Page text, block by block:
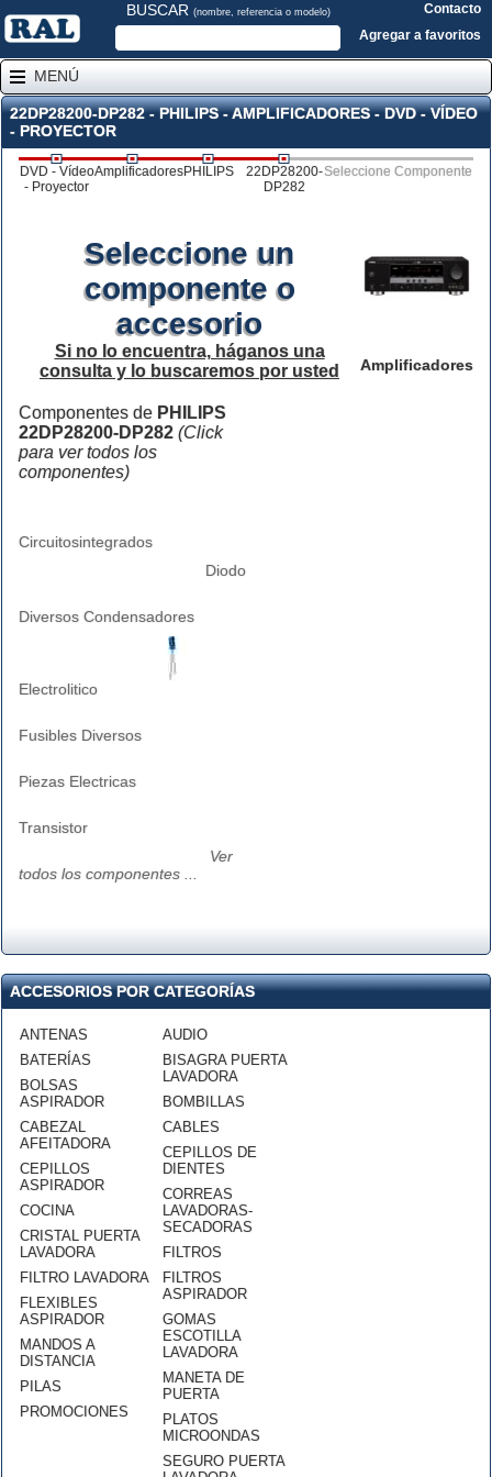
BUSCAR (nombre, referencia o modelo)
Contacto
Agregar a favoritos
MENÚ
22DP28200-DP282 - PHILIPS - AMPLIFICADORES - DVD - VÍDEO
- PROYECTOR
DVD - Vídeo
- Proyector
AmplificadoresPHILIPS
22DP28200-
DP282
Seleccione Componente
Amplificadores
Seleccione un
componente o
accesorio
Si no lo encuentra, háganos una
consulta y lo buscaremos por usted
Componentes de PHILIPS
22DP28200-DP282 (Click
para ver todos los
componentes)
Circuitosintegrados
Diodo
Diversos Condensadores
Electrolitico
Fusibles Diversos
Piezas Electricas
Transistor
Ver
todos los componentes ...
ACCESORIOS POR CATEGORÍAS
ANTENAS
BATERÍAS
BOLSAS
ASPIRADOR
CABEZAL
AFEITADORA
CEPILLOS
ASPIRADOR
COCINA
CRISTAL PUERTA
LAVADORA
FILTRO LAVADORA
FLEXIBLES
ASPIRADOR
MANDOS A
DISTANCIA
PILAS
PROMOCIONES
AUDIO
BISAGRA PUERTA
LAVADORA
BOMBILLAS
CABLES
CEPILLOS DE
DIENTES
CORREAS
LAVADORAS-
SECADORAS
FILTROS
FILTROS
ASPIRADOR
GOMAS
ESCOTILLA
LAVADORA
MANETA DE
PUERTA
PLATOS
MICROONDAS
SEGURO PUERTA